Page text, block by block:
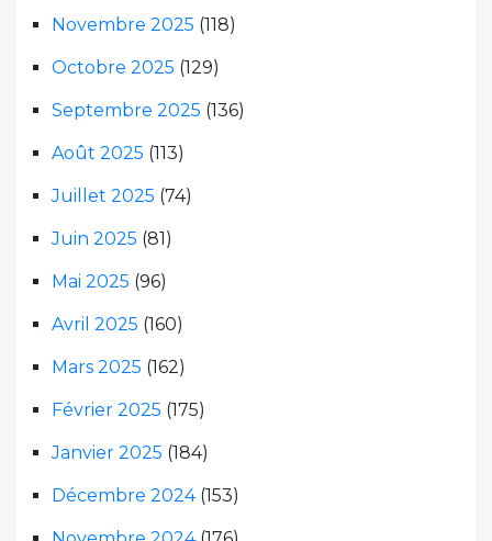
Novembre 2025 (118)
Octobre 2025 (129)
Septembre 2025 (136)
Août 2025 (113)
Juillet 2025 (74)
Juin 2025 (81)
Mai 2025 (96)
Avril 2025 (160)
Mars 2025 (162)
Février 2025 (175)
Janvier 2025 (184)
Décembre 2024(153)